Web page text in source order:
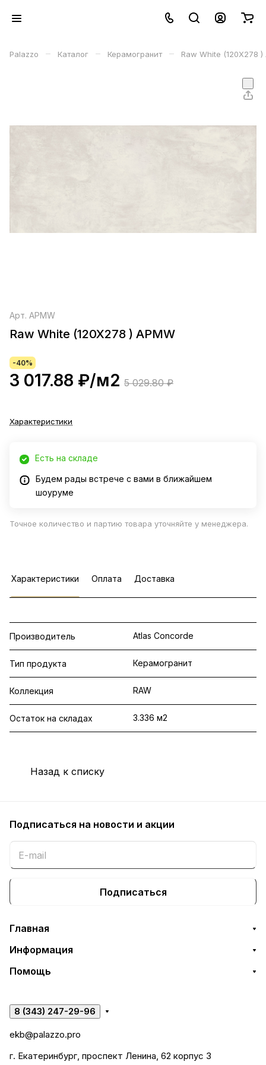
Palazzo – Каталог – Керамогранит – Raw White (120X278 )
Арт. APMW
Raw White (120X278 ) APMW
-40%
3 017.88 ₽/м2 5 029.80 ₽
Характеристики
Есть на складе
Будем рады встрече с вами в ближайшем
шоуруме
Точное количество и партию товара уточняйте у менеджера.
Характеристики Оплата Доставка
Производитель Atlas Concorde
Тип продукта Керамогранит
Коллекция RAW
Остаток на складах 3.336 м2
Назад к списку
Подписаться на новости и акции
Подписаться
Главная
Информация
Помощь
8 (343) 247-29-96
ekb@palazzo.pro
г. Екатеринбург, проспект Ленина, 62 корпус 3